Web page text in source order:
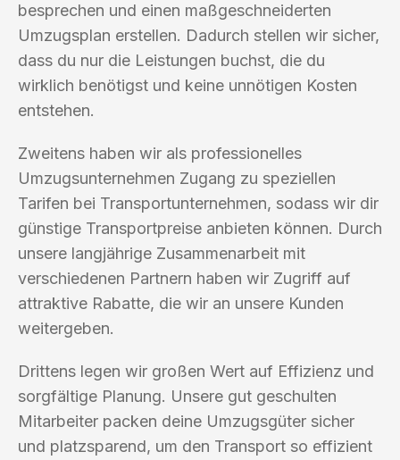
besprechen und einen maßgeschneiderten
Umzugsplan erstellen. Dadurch stellen wir sicher,
dass du nur die Leistungen buchst, die du
wirklich benötigst und keine unnötigen Kosten
entstehen.
Zweitens haben wir als professionelles
Umzugsunternehmen Zugang zu speziellen
Tarifen bei Transportunternehmen, sodass wir dir
günstige Transportpreise anbieten können. Durch
unsere langjährige Zusammenarbeit mit
verschiedenen Partnern haben wir Zugriff auf
attraktive Rabatte, die wir an unsere Kunden
weitergeben.
Drittens legen wir großen Wert auf Effizienz und
sorgfältige Planung. Unsere gut geschulten
Mitarbeiter packen deine Umzugsgüter sicher
und platzsparend, um den Transport so effizient